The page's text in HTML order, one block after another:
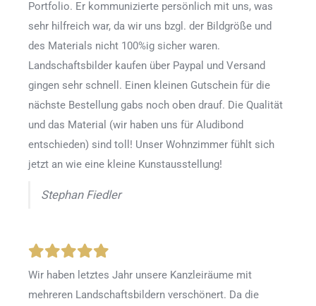
Portfolio. Er kommunizierte persönlich mit uns, was
sehr hilfreich war, da wir uns bzgl. der Bildgröße und
des Materials nicht 100%ig sicher waren.
Landschaftsbilder kaufen über Paypal und Versand
gingen sehr schnell. Einen kleinen Gutschein für die
nächste Bestellung gabs noch oben drauf. Die Qualität
und das Material (wir haben uns für Aludibond
entschieden) sind toll! Unser Wohnzimmer fühlt sich
jetzt an wie eine kleine Kunstausstellung!
Stephan Fiedler
Wir haben letztes Jahr unsere Kanzleiräume mit
mehreren Landschaftsbildern verschönert. Da die